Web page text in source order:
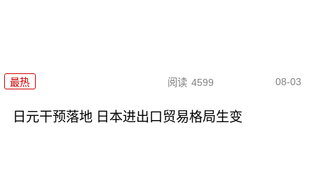
最热 阅读 4599 08-03
日元干预落地 日本进出口贸易格局生变